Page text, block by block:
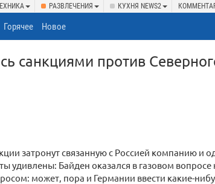
РАЗВЛЕЧЕНИЯ КУХНЯ NEWS2
Горячее Новое
санкциями против
затронут связанную с Россией компанию и
удивлены: Байден оказался в газовом
может, пора и Германии ввести какие-